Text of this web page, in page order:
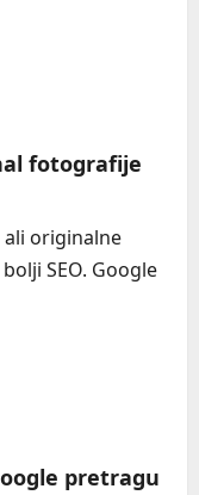
fotografije
originalne
SEO. Google
pretragu